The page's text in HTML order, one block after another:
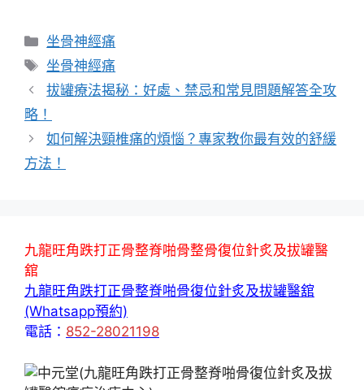
分
類
坐骨神經痛
標
籤
坐骨神經痛
拔罐療法揭秘：好處、禁忌和常見問題解答全攻
略！
如何解決頸椎痛的煩惱？專家教你最有效的舒緩
方法！
九龍旺角跌打正骨整脊啪骨整骨復位針炙及拔罐醫
舘
九龍旺角跌打正骨整脊啪骨復位針炙及拔罐醫舘
(Whatsapp預約)
電話： 852-28021198